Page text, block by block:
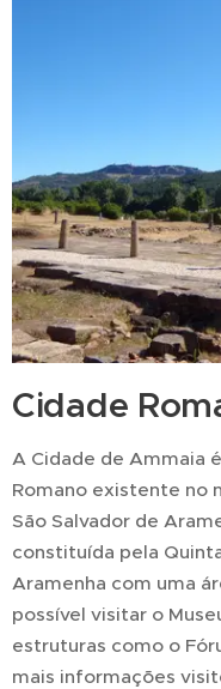
Cidade
A Cidade de Ammaia
Romano existente no
São Salvador de
constituída pela
Aramenha com uma
possível visitar o
estruturas como o
mais informações